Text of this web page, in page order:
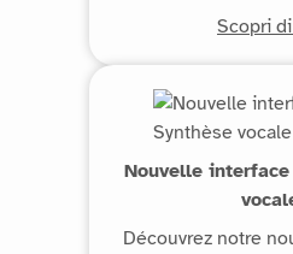
Scopri
Nouvelle
Découvrez notre